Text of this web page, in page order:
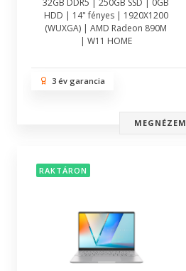
32GB DDR5 | 250GB SSD | 0GB
HDD | 14" fényes | 1920X1200
(WUXGA) | AMD Radeon 890M
| W11 HOME
3 év garancia
MEGNÉZEM
RAKTÁRON